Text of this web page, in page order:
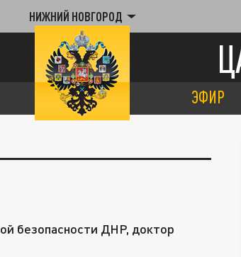
НИЖНИЙ НОВГОРОД
ЭФИР
безопасности ДНР, доктор